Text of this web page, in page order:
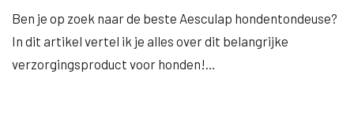
Ben je op zoek naar de beste Aesculap hondentondeuse?
In dit artikel vertel ik je alles over dit belangrijke
verzorgingsproduct voor honden!…